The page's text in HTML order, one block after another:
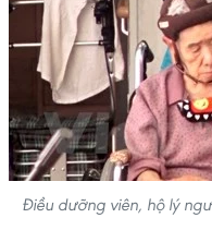
Điều dưỡng viên, hộ lý